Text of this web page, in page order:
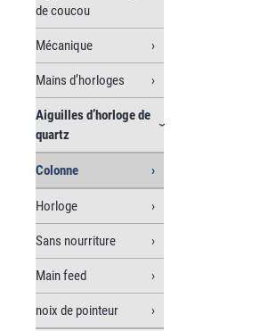
de coucou
Mécanique
Mains d’horloges
Aiguilles d’horloge de
quartz
Colonne
Horloge
Sans nourriture
Main feed
noix de pointeur